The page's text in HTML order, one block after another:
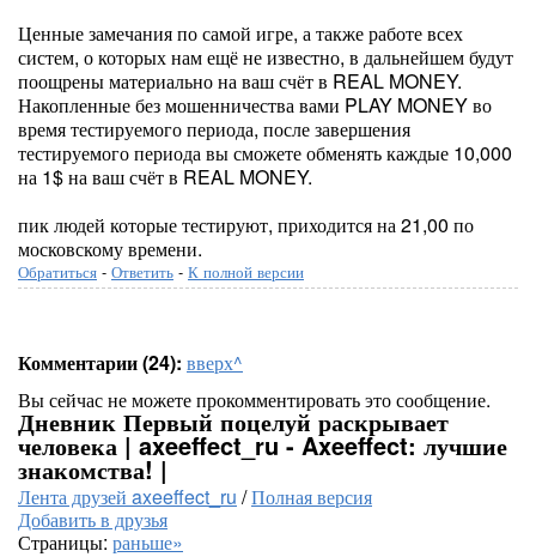
Ценные замечания по самой игре, а также работе всех
систем, о которых нам ещё не известно, в дальнейшем будут
поощрены материально на ваш счёт в REAL MONEY.
Накопленные без мошенничества вами PLAY MONEY во
время тестируемого периода, после завершения
тестируемого периода вы сможете обменять каждые 10,000
на 1$ на ваш счёт в REAL MONEY.
пик людей которые тестируют, приходится на 21,00 по
московскому времени.
Обратиться - Ответить - К полной версии
Комментарии (24): вверх^
Вы сейчас не можете прокомментировать это сообщение.
Дневник Первый поцелуй раскрывает
человека | axeeffect_ru - Axeeffect: лучшие
знакомства! |
Лента друзей axeeffect_ru /Полная версия
Добавить в друзья
Страницы: раньше»